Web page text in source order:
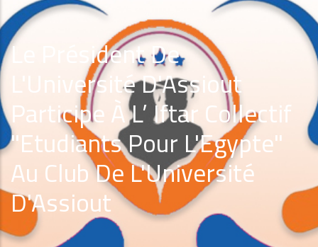
Le Président De
L'Université D'Assiout
Participe À L’ Iftar Collectif
"Etudiants Pour L'Egypte"
Au Club De L'Université
D'Assiout